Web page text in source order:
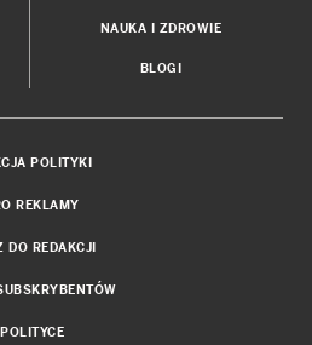
NAUKA I ZDROWIE
BLOGI
POLITYKI
REKLAMY
DO REDAKCJI